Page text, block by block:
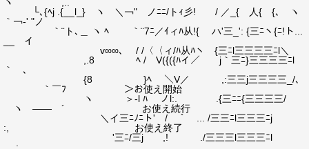
└､{ﾍj .{__l_} ヽ ＼￢" ノﾆﾆ/トｨ彡! / ／_{ 人{ {､ ヽ
｀￢-' "ノ
｀¨ト､＿ ヽ ﾍ ｀¨7ﾆ／ｲィﾊ从!{ ハ'三_': {三ﾆヽ{ﾆ!ト...
__ イ
v∞∞､ / /〈〈ィ/ﾊ从ﾊヽ {三ﾆl三三三三ﾆl＼
,.8 ﾍ / V({({ﾊイ／ j｀三ﾆ}三三三三ﾆl
｀ ､
{8 }ﾍ ＼V／ ,:三三j三三三三_/､
｀￣ﾌ ＞お使え開始
ヽ ＞-l ﾊ ノl:. .{三ﾆﾆ{三三三三/
ヽ ―― ´ お使え続行
＼イ三ﾆﾉﾆト' / ｀ ... /三三ﾆl三三三ﾆj
:, お使え終了
'三ﾆ/三j ,! ./三三三l三三三ﾆl